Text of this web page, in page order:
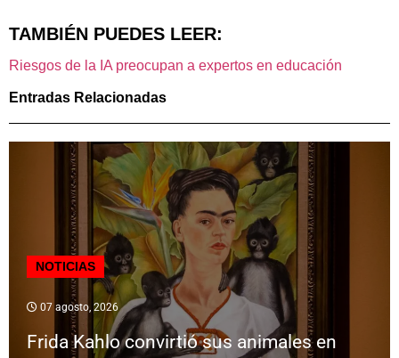
TAMBIÉN PUEDES LEER:
Riesgos de la IA preocupan a expertos en educación
Entradas Relacionadas
NOTICIAS
07 agosto, 2026
Frida Kahlo convirtió sus animales en